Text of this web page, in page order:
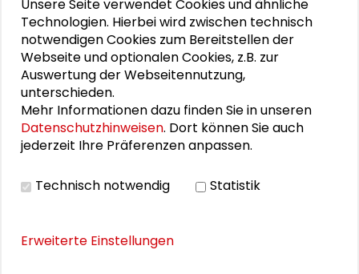
BILDERGALERIE
Impressionen des Workshops
THEMEN ZU DIESEM BEITRAG
Stadtentwicklung und Wohnen
Nachhaltige Entwicklung
Stadtumbau
Unsere Seite verwendet Cookies und ähnliche
Technologien. Hierbei wird zwischen technisch
notwendigen Cookies zum Bereitstellen der
Webseite und optionalen Cookies, z.B. zur
Auswertung der Webseitennutzung,
unterschieden.
Mehr Informationen dazu finden Sie in unseren
Datenschutzhinweisen. Dort können Sie auch
jederzeit Ihre Präferenzen anpassen.
Technisch notwendig Statistik
Erweiterte Einstellungen